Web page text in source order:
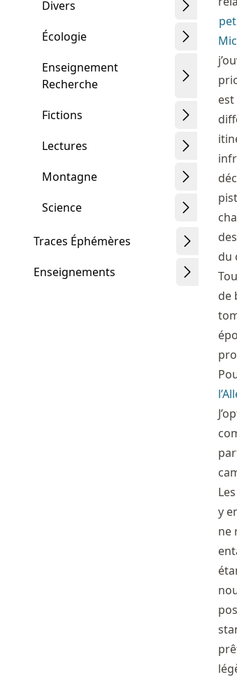
Divers
Écologie
Enseignement
Recherche
Fictions
Lectures
Montagne
Science
Traces Éphémères
Enseignements
du
de
y
ne